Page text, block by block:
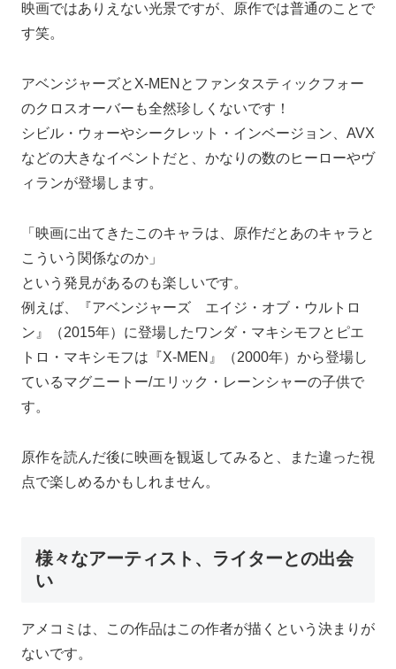
映画ではありえない光景ですが、原作では普通のことで
す笑。
アベンジャーズとX-MENとファンタスティックフォー
のクロスオーバーも全然珍しくないです！
シビル・ウォーやシークレット・インベージョン、AVX
などの大きなイベントだと、かなりの数のヒーローやヴ
ィランが登場します。
「映画に出てきたこのキャラは、原作だとあのキャラと
こういう関係なのか」
という発見があるのも楽しいです。
例えば、『アベンジャーズ エイジ・オブ・ウルトロ
ン』（2015年）に登場したワンダ・マキシモフとピエ
トロ・マキシモフは『X-MEN』（2000年）から登場し
ているマグニートー/エリック・レーンシャーの子供で
す。
原作を読んだ後に映画を観返してみると、また違った視
点で楽しめるかもしれません。
様々なアーティスト、ライターとの出会
い
アメコミは、この作品はこの作者が描くという決まりが
ないです。